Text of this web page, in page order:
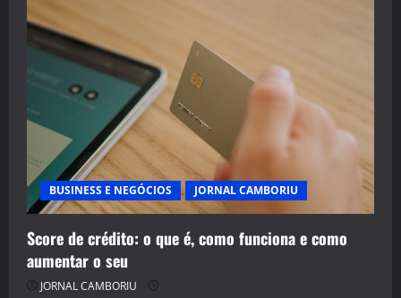
BUSINESS E NEGÓCIOS JORNAL CAMBORIU
Score de crédito: o que é, como funciona e como
aumentar o seu
JORNAL CAMBORIU